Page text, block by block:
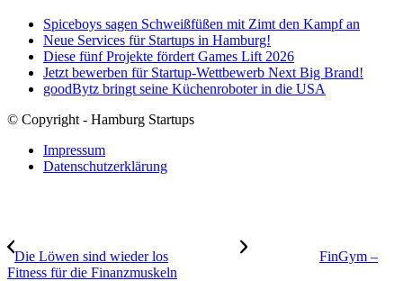
Spiceboys sagen Schweißfüßen mit Zimt den Kampf an
Neue Services für Startups in Hamburg!
Diese fünf Projekte fördert Games Lift 2026
Jetzt bewerben für Startup-Wettbewerb Next Big Brand!
goodBytz bringt seine Küchenroboter in die USA
© Copyright - Hamburg Startups
Impressum
Datenschutzerklärung
Die Löwen sind wieder los
FinGym –
Fitness für die Finanzmuskeln